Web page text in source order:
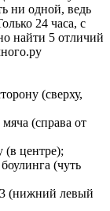
ни одной, ведь
24 часа, с
найти 5 отличий
(сверху,
(справа от
(в центре);
(чуть
3 (нижний левый